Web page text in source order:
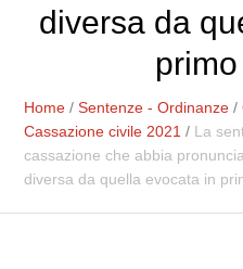
diversa da
Home /Sentenze - Ordinanze /
Cassazione civile 2021 / La
cassazione che abbia
diversa da quella evocata in